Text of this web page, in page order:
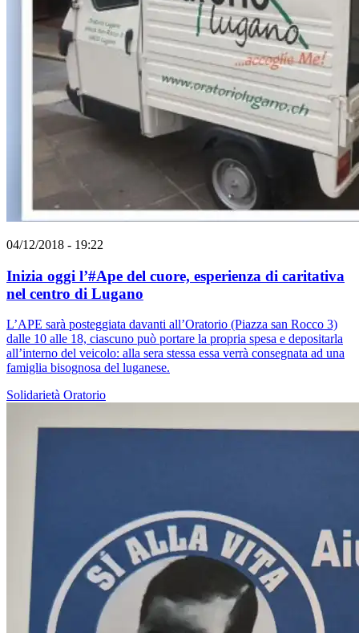
04/12/2018 - 19:22
Inizia oggi l’#Ape del cuore, esperienza di caritativa
nel centro di Lugano
L’APE sarà posteggiata davanti all’Oratorio (Piazza san Rocco 3)
dalle 10 alle 18, ciascuno può portare la propria spesa e depositarla
all’interno del veicolo: alla sera stessa essa verrà consegnata ad una
famiglia bisognosa del luganese.
Solidarietà Oratorio